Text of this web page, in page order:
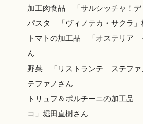
加工肉食品 「サルシッチャ！デ
パスタ 「ヴィノテカ・サクラ」
トマトの加工品 「オステリア
ん
野菜 「リストランテ ステファ
テファノさん
トリュフ＆ポルチーニの加工
コ」堀田直樹さん